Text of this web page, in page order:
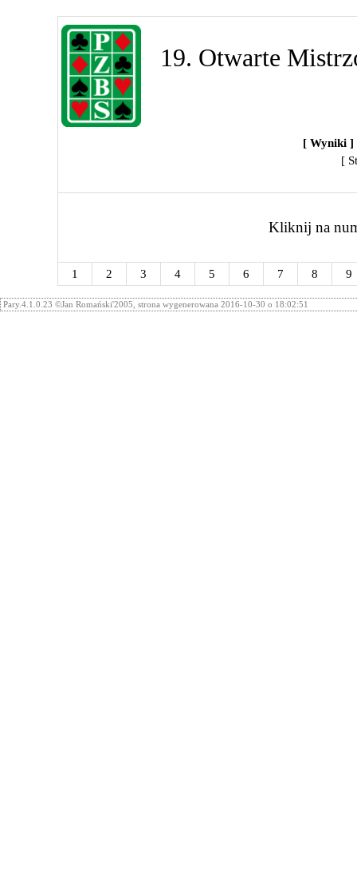
19. Otwarte
[ Wyniki ]
[
Kliknij na
1 2 3 4 5 6 7 8 9
Pary.4.1.0.23 ©Jan Romański'2005, strona wygenerowana 2016-10-30 o 18:02:51